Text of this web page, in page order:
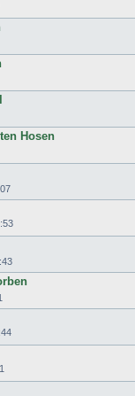
Hosen